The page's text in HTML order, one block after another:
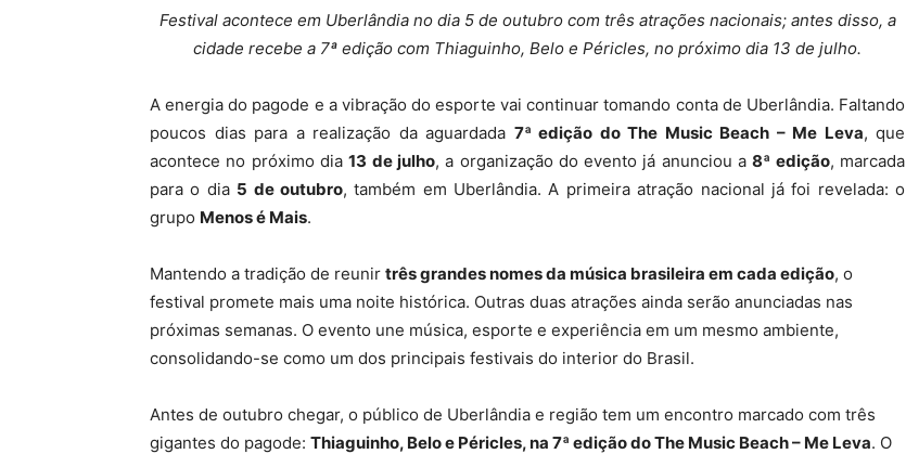
Festival acontece em Uberlândia no dia 5 de outubro com três atrações nacionais; antes disso, a
cidade recebe a 7ª edição com Thiaguinho, Belo e Péricles, no próximo dia 13 de julho.
A energia do pagode e a vibração do esporte vai continuar tomando conta de Uberlândia. Faltando
poucos dias para a realização da aguardada 7ª edição do The Music Beach – Me Leva, que
acontece no próximo dia13 de julho, a organização do evento já anunciou a8ª edição, marcada
para o dia 5 de outubro, também em Uberlândia. A primeira atração nacional já foi revelada: o
grupo Menos é Mais.
Mantendo a tradição de reunir três grandes nomes da música brasileira em cada edição, o
festival promete mais uma noite histórica. Outras duas atrações ainda serão anunciadas nas
próximas semanas. O evento une música, esporte e experiência em um mesmo ambiente,
consolidando-se como um dos principais festivais do interior do Brasil.
Antes de outubro chegar, o público de Uberlândia e região tem um encontro marcado com três
gigantes do pagode: Thiaguinho, Belo e Péricles, na 7ª edição do The Music Beach – Me Leva. O